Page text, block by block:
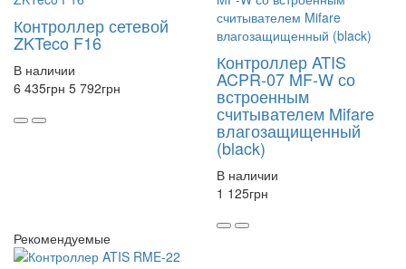
Контроллер сетевой
ZKTeco F16
В наличии
6 435грн 5 792грн
Контроллер ATIS
ACPR-07 MF-W со
встроенным
считывателем Mifare
влагозащищенный
(black)
В наличии
1 125грн
Рекомендуемые